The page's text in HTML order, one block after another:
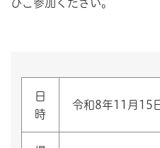
ひご参加ください。
日
時
令和8年11月15